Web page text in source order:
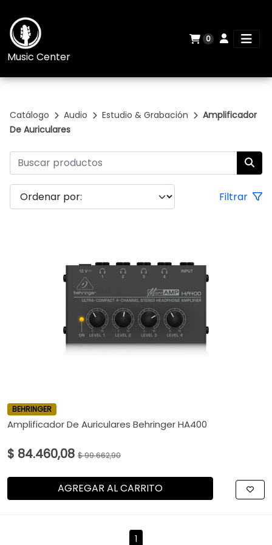
Music Center
0
Catálogo Audio Estudio & Grabación
Amplificador
De Auriculares
Filtrar
BEHRINGER
Amplificador De Auriculares Behringer HA400
$ 84.460,08 $ 99.662,90
AGREGAR AL CARRITO
1